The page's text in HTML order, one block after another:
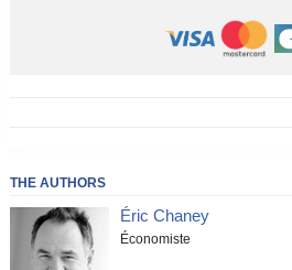
THE AUTHORS
Éric Chaney
Économiste